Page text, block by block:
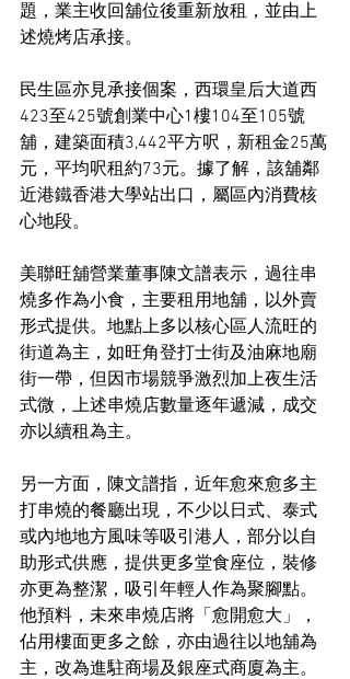
題，業主收回舖位後重新放租，並由上
述燒烤店承接。
民生區亦見承接個案，西環皇后大道西
423至425號創業中心1樓104至105號
舖，建築面積3,442平方呎，新租金25萬
元，平均呎租約73元。據了解，該舖鄰
近港鐵香港大學站出口，屬區內消費核
心地段。
美聯旺舖營業董事陳文譜表示，過往串
燒多作為小食，主要租用地舖，以外賣
形式提供。地點上多以核心區人流旺的
街道為主，如旺角登打士街及油麻地廟
街一帶，但因市場競爭激烈加上夜生活
式微，上述串燒店數量逐年遞減，成交
亦以續租為主。
另一方面，陳文譜指，近年愈來愈多主
打串燒的餐廳出現，不少以日式、泰式
或內地地方風味等吸引港人，部分以自
助形式供應，提供更多堂食座位，裝修
亦更為整潔，吸引年輕人作為聚腳點。
他預料，未來串燒店將「愈開愈大」，
佔用樓面更多之餘，亦由過往以地舖為
主，改為進駐商場及銀座式商廈為主。